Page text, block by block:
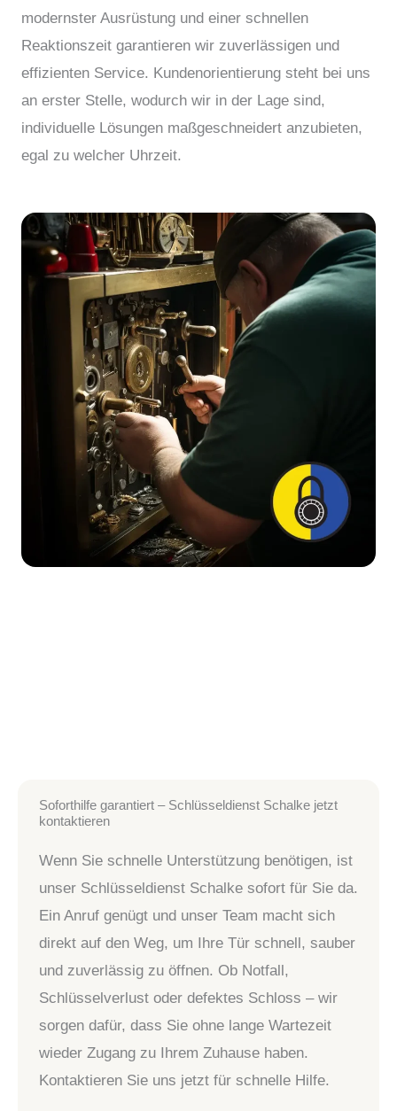
modernster Ausrüstung und einer schnellen
Reaktionszeit garantieren wir zuverlässigen und
effizienten Service. Kundenorientierung steht bei uns
an erster Stelle, wodurch wir in der Lage sind,
individuelle Lösungen maßgeschneidert anzubieten,
egal zu welcher Uhrzeit.
Soforthilfe garantiert – Schlüsseldienst Schalke jetzt
kontaktieren
Wenn Sie schnelle Unterstützung benötigen, ist
unser Schlüsseldienst Schalke sofort für Sie da.
Ein Anruf genügt und unser Team macht sich
direkt auf den Weg, um Ihre Tür schnell, sauber
und zuverlässig zu öffnen. Ob Notfall,
Schlüsselverlust oder defektes Schloss – wir
sorgen dafür, dass Sie ohne lange Wartezeit
wieder Zugang zu Ihrem Zuhause haben.
Kontaktieren Sie uns jetzt für schnelle Hilfe.